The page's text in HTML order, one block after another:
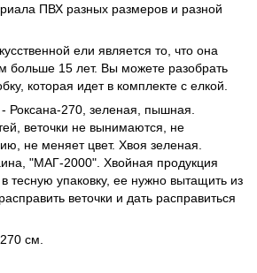
ПВХ разных размеров и разной
ели является то, что она
больше 15 лет. Вы можете разобрать
которая идет в комплекте с елкой.
Роксана-270, зеленая, пышная.
веточки не вынимаются, не
не меняет цвет. Хвоя зеленая.
"МАГ-2000". Хвойная продукция
тесную упаковку, ее нужно вытащить из
веточки и дать расправиться
см.